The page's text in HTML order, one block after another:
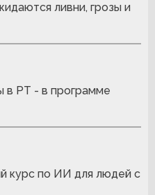
ливни, грозы и
в РТ - в программе
курс по ИИ для людей с